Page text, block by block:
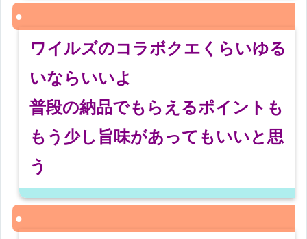
ワイルズのコラボクエくらいゆる
いならいいよ
普段の納品でもらえるポイントも
もう少し旨味があってもいいと思
う